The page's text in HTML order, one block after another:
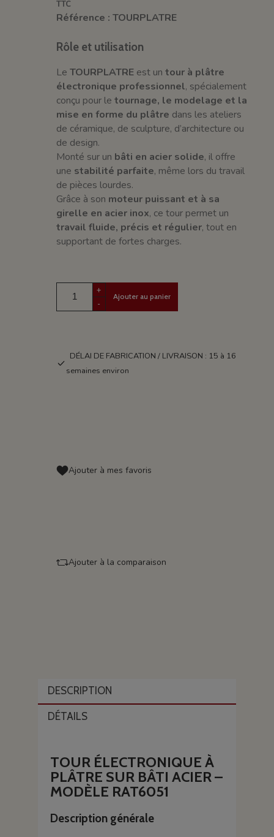
TTC
Référence : TOURPLATRE
Rôle et utilisation
LeTOURPLATRE est untour à plâtre
électronique professionnel, spécialement
conçu pour letournage, le modelage et la
mise en forme du plâtre dans les ateliers
de céramique, de sculpture, d’architecture ou
de design.
Monté sur un bâti en acier solide, il offre
une stabilité parfaite, même lors du travail
de pièces lourdes.
Grâce à son moteur puissant et à sa
girelle en acier inox, ce tour permet un
travail fluide, précis et régulier, tout en
supportant de fortes charges.
+
-
Ajouter au panier
DÉLAI DE FABRICATION / LIVRAISON : 15 à 16
semaines environ
Ajouter à mes favoris
Ajouter à la comparaison
DESCRIPTION
DÉTAILS
TOUR ÉLECTRONIQUE À
PLÂTRE SUR BÂTI ACIER –
MODÈLE RAT6051
Description générale